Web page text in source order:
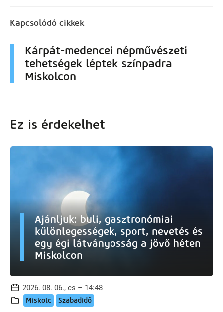
Kapcsolódó cikkek
Kárpát-medencei népművészeti
tehetségek léptek színpadra
Miskolcon
Ez is érdekelhet
Ajánljuk: buli, gasztronómiai
különlegességek, sport, nevetés és
egy égi látványosság a jövő héten
Miskolcon
2026. 08. 06., cs – 14:48
Miskolc Szabadidő